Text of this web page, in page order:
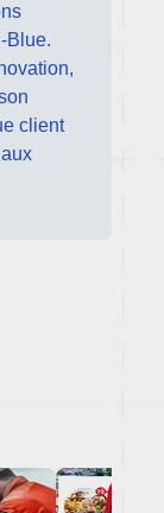
Blue.
client